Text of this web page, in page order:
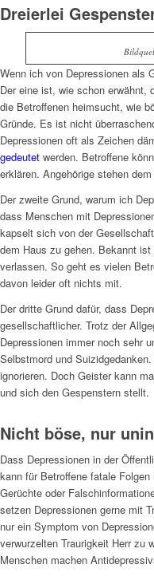
Dreierlei
Wenn ich von Depressionen als
Der eine ist, wie schon
die Betroffenen heimsucht, wie
Gründe. Es ist nicht
Depressionen oft als Zeichen
gedeutet werden. Betroffene
erklären. Angehörige stehen
Der zweite Grund, warum ich
dass Menschen mit
kapselt sich von der
dem Haus zu gehen. Bekannt
verlassen. So geht es vielen
davon leider oft nichts mit.
Der dritte Grund dafür, dass
gesellschaftlicher. Trotz der
Depressionen immer noch sehr
Selbstmord und
ignorieren. Doch Geister kann
und sich den Gespenstern stellt.
Nicht böse, nur
Dass Depressionen in der
kann für Betroffene fatale
Gerüchte oder
setzen Depressionen gerne mit
nur ein Symptom von
verwurzelten Traurigkeit Herr zu
Menschen machen